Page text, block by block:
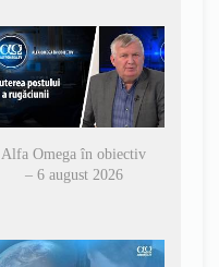
Alfa Omega în obiectiv
– 6 august 2026